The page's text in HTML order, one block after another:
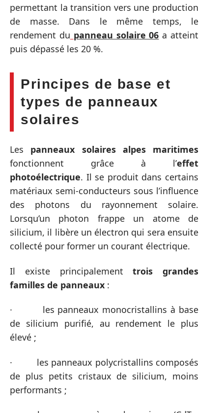
permettant la transition vers une production
de masse. Dans le même temps, le
rendement du panneau solaire 06 a atteint
puis dépassé les 20 %.
Principes de base et
types de panneaux
solaires
Les panneaux solaires alpes maritimes
fonctionnent grâce à l’effet
photoélectrique. Il se produit dans certains
matériaux semi-conducteurs sous l’influence
des photons du rayonnement solaire.
Lorsqu’un photon frappe un atome de
silicium, il libère un électron qui sera ensuite
collecté pour former un courant électrique.
Il existe principalementtrois grandes
familles de panneaux :
· les panneaux monocristallins à base
de silicium purifié, au rendement le plus
élevé ;
· les panneaux polycristallins composés
de plus petits cristaux de silicium, moins
performants ;